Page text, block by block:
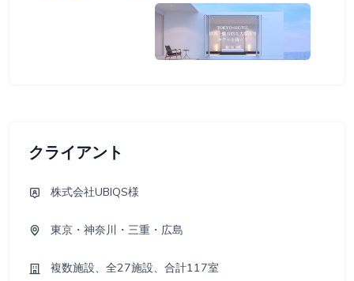
クライアント
株式会社UBIQS様
東京・神奈川・三重・広島
複数施設、全27施設、合計117室